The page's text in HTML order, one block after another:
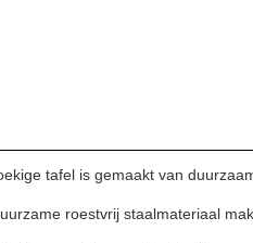
tafel is gemaakt van
roestvrij staalmateriaal